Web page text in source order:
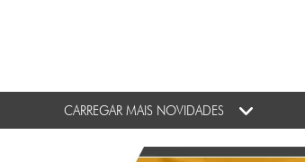
CARREGAR MAIS NOVIDADES